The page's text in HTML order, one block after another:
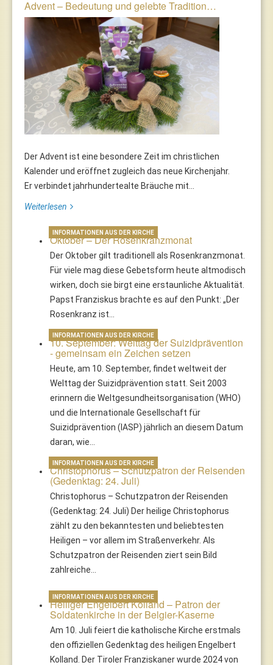
Advent – Bedeutung und gelebte Tradition…
Der Advent ist eine besondere Zeit im christlichen
Kalender und eröffnet zugleich das neue Kirchenjahr.
Er verbindet jahrhundertealte Bräuche mit...
Weiterlesen
Oktober – Der Rosenkranzmonat
Der Oktober gilt traditionell als Rosenkranzmonat.
Für viele mag diese Gebetsform heute altmodisch
wirken, doch sie birgt eine erstaunliche Aktualität.
Papst Franziskus brachte es auf den Punkt: „Der
Rosenkranz ist…
INFORMATIONEN AUS DER KIRCHE
10. September: Welttag der Suizidprävention
- gemeinsam ein Zeichen setzen
Heute, am 10. September, findet weltweit der
Welttag der Suizidprävention statt. Seit 2003
erinnern die Weltgesundheitsorganisation (WHO)
und die Internationale Gesellschaft für
Suizidprävention (IASP) jährlich an diesem Datum
daran, wie…
INFORMATIONEN AUS DER KIRCHE
Christophorus – Schutzpatron der Reisenden
(Gedenktag: 24. Juli)
Christophorus – Schutzpatron der Reisenden
(Gedenktag: 24. Juli) Der heilige Christophorus
zählt zu den bekanntesten und beliebtesten
Heiligen – vor allem im Straßenverkehr. Als
Schutzpatron der Reisenden ziert sein Bild
zahlreiche…
INFORMATIONEN AUS DER KIRCHE
Heiliger Engelbert Kolland – Patron der
Soldatenkirche in der Belgier-Kaserne
Am 10. Juli feiert die katholische Kirche erstmals
den offiziellen Gedenktag des heiligen Engelbert
Kolland. Der Tiroler Franziskaner wurde 2024 von
INFORMATIONEN AUS DER KIRCHE